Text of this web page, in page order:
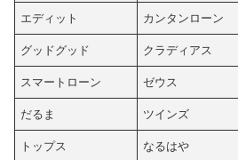
エディット カンタンローン
グッドグッド クラディアス
スマートローン ゼウス
だるま ツインズ
トップス なるはや